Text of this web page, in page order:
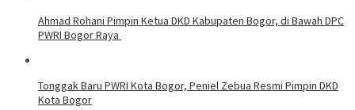
Ahmad Rohani Pimpin Ketua DKD Kabupaten Bogor, di Bawah DPC
PWRI Bogor Raya
Tonggak Baru PWRI Kota Bogor, Peniel Zebua Resmi Pimpin DKD
Kota Bogor